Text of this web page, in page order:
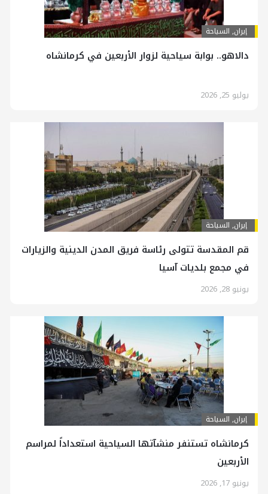
إيران, السياحة
دالاهو.. بوابة سياحية لزوار الأربعين في كرمانشاه
يوليو 25, 2026
إيران, السياحة
قم المقدسة تتولى رئاسة فريق المدن الدينية والزيارات
في مجمع بلديات آسيا
يونيو 28, 2026
إيران, السياحة
كرمانشاه تستنفر منشآتها السياحية استعداداً لمراسم
الأربعين
يونيو 17, 2026